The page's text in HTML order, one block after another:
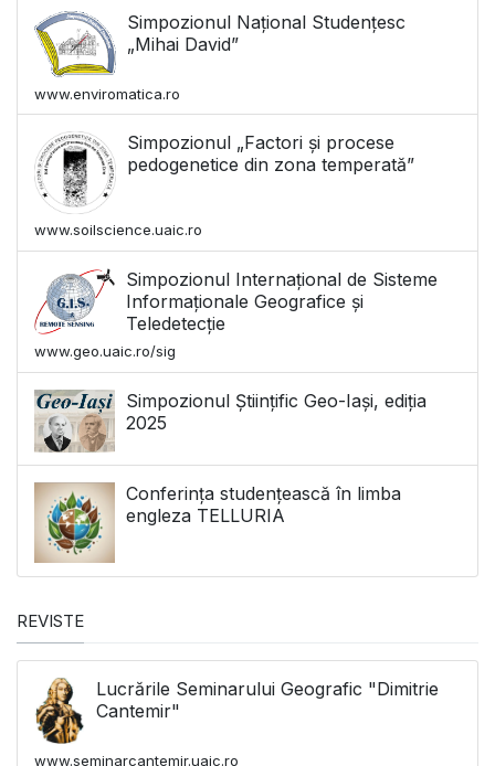
Simpozionul Național Studențesc
„Mihai David”
www.enviromatica.ro
Simpozionul „Factori și procese
pedogenetice din zona temperată”
www.soilscience.uaic.ro
Simpozionul Internațional de Sisteme
Informaționale Geografice și
Teledetecție
www.geo.uaic.ro/sig
Simpozionul Științific Geo-Iași, ediția
2025
Conferința studențească în limba
engleza TELLURIA
REVISTE
Lucrările Seminarului Geografic "Dimitrie
Cantemir"
www.seminarcantemir.uaic.ro